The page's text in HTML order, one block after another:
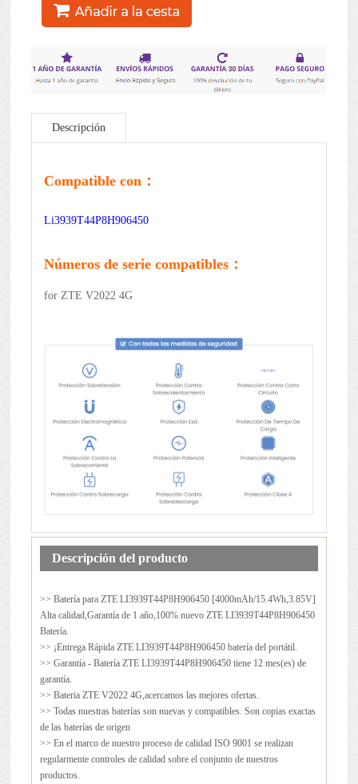
Descripción
Compatible con：
Li3939T44P8H906450
Números de serie compatibles：
for ZTE V2022 4G
Descripción del producto
>> Batería para ZTE LI3939T44P8H906450[4000mAh/15.4Wh,3.85V]
Alta calidad,Garantía de 1 año,100% nuevo ZTE LI3939T44P8H906450
Batería.
>> ¡Entrega Rápida ZTE LI3939T44P8H906450 batería del portátil.
>> Garantía - Batería ZTE LI3939T44P8H906450 tiene 12 mes(es) de
garantía.
>> Bateria ZTE V2022 4G,acercamos las mejores ofertas.
>> Todas nuestras baterías son nuevas y compatibles. Son copias exactas
de las baterías de origen
>> En el marco de nuestro proceso de calidad ISO 9001 se realizan
regularmente controles de calidad sobre el conjunto de nuestros
productos.